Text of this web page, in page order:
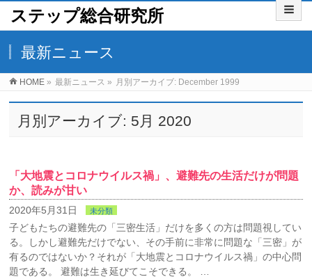
ステップ総合研究所
最新ニュース
HOME » 最新ニュース » 月別アーカイブ: December 1999
月別アーカイブ: 5月 2020
「大地震とコロナウイルス禍」、避難先の生活だけが問題
か、読みが甘い
2020年5月31日 未分類
子どもたちの避難先の「三密生活」だけを多くの方は問題視してい
る。しかし避難先だけでない、その手前に非常に問題な「三密」が
有るのではないか？それが「大地震とコロナウイルス禍」の中心問
題である。 避難は生き延びてこそできる。 …